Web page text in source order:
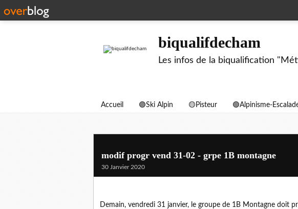
biqualifdecham
Les infos de la biqualification
Accueil 🟣Ski Alpin 🟡Pisteur 🟢Alpinisme-
modif progr vend 31-02 - grpe 1B montagne
30 Janvier 2020
Demain, vendredi 31 janvier, le groupe de 1B Montagne doit